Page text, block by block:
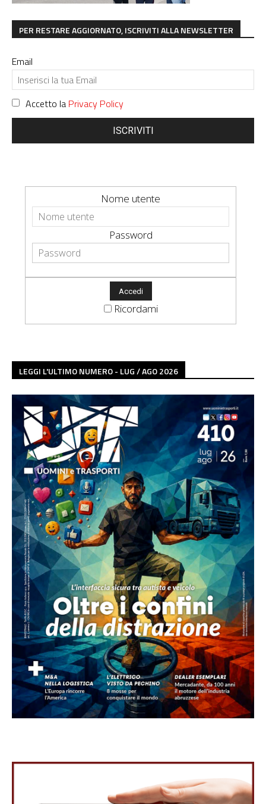
PER RESTARE AGGIORNATO, ISCRIVITI ALLA NEWSLETTER
Email
Accetto la Privacy Policy
ISCRIVITI
Nome utente
Password
Ricordami
LEGGI L'ULTIMO NUMERO - LUG / AGO 2026